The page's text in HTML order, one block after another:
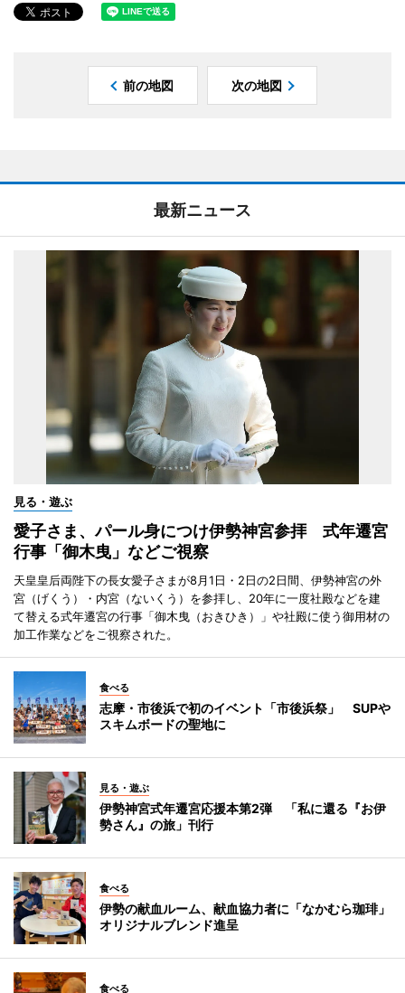
前の地図 次の地図
最新ニュース
見る・遊ぶ
愛子さま、パール身につけ伊勢神宮参拝 式年遷宮
行事「御木曳」などご視察
天皇皇后両陛下の長女愛子さまが8月1日・2日の2日間、伊勢神宮の外
宮（げくう）・内宮（ないくう）を参拝し、20年に一度社殿などを建
て替える式年遷宮の行事「御木曳（おきひき）」や社殿に使う御用材の
加工作業などをご視察された。
食べる
志摩・市後浜で初のイベント「市後浜祭」 SUPや
スキムボードの聖地に
見る・遊ぶ
伊勢神宮式年遷宮応援本第2弾 「私に還る『お伊
勢さん』の旅」刊行
食べる
伊勢の献血ルーム、献血協力者に「なかむら珈琲」
オリジナルブレンド進呈
食べる